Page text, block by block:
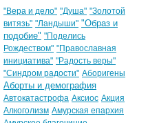
"Вера и дело" "Душа" "Золотой
витязь" "Ландыши" "Образ и
подобие" "Поделись
Рождеством" "Православная
инициатива" "Радость веры"
"Синдром радости" Аборигены
Аборты и демография
Автокатастрофа Аксиос Акция
Алкоголизм Амурская епархия